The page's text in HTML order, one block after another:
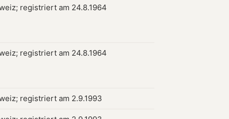
registriert am 24.8.1964
registriert am 24.8.1964
registriert am 2.9.1993